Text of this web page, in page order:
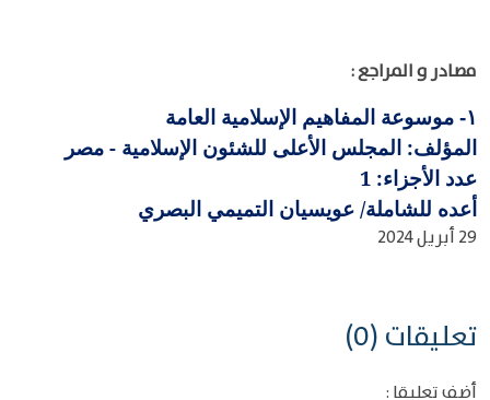
مصادر و المراجع :
١-
موسوعة المفاهيم الإسلامية العامة
المؤلف: المجلس الأعلى للشئون الإسلامية - مصر
عدد الأجزاء: 1
أعده للشاملة/ عويسيان التميمي البصري
29 أبريل 2024
تعليقات (0)
أضف تعليقا :